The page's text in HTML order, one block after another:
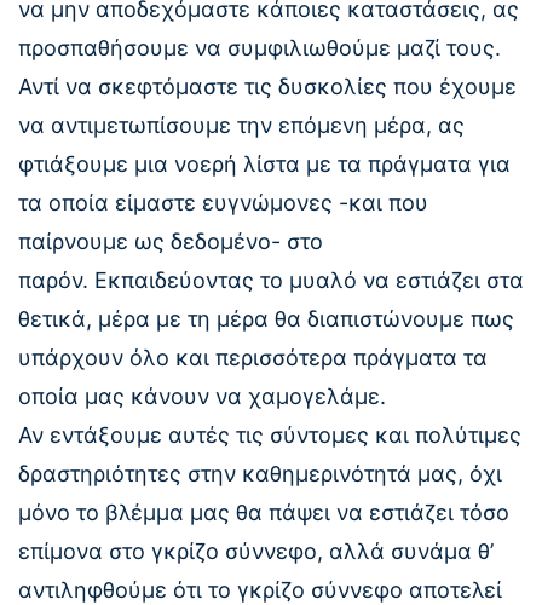
να μην αποδεχόμαστε κάποιες καταστάσεις, ας
προσπαθήσουμε να συμφιλιωθούμε μαζί τους.
Αντί να σκεφτόμαστε τις δυσκολίες που έχουμε
να αντιμετωπίσουμε την επόμενη μέρα, ας
φτιάξουμε μια νοερή λίστα με τα πράγματα για
τα οποία είμαστε ευγνώμονες -και που
παίρνουμε ως δεδομένο- στο
παρόν. Εκπαιδεύοντας το μυαλό να εστιάζει στα
θετικά, μέρα με τη μέρα θα διαπιστώνουμε πως
υπάρχουν όλο και περισσότερα πράγματα τα
οποία μας κάνουν να χαμογελάμε.
Αν εντάξουμε αυτές τις σύντομες και πολύτιμες
δραστηριότητες στην καθημερινότητά μας, όχι
μόνο το βλέμμα μας θα πάψει να εστιάζει τόσο
επίμονα στο γκρίζο σύννεφο, αλλά συνάμα θ’
αντιληφθούμε ότι το γκρίζο σύννεφο αποτελεί